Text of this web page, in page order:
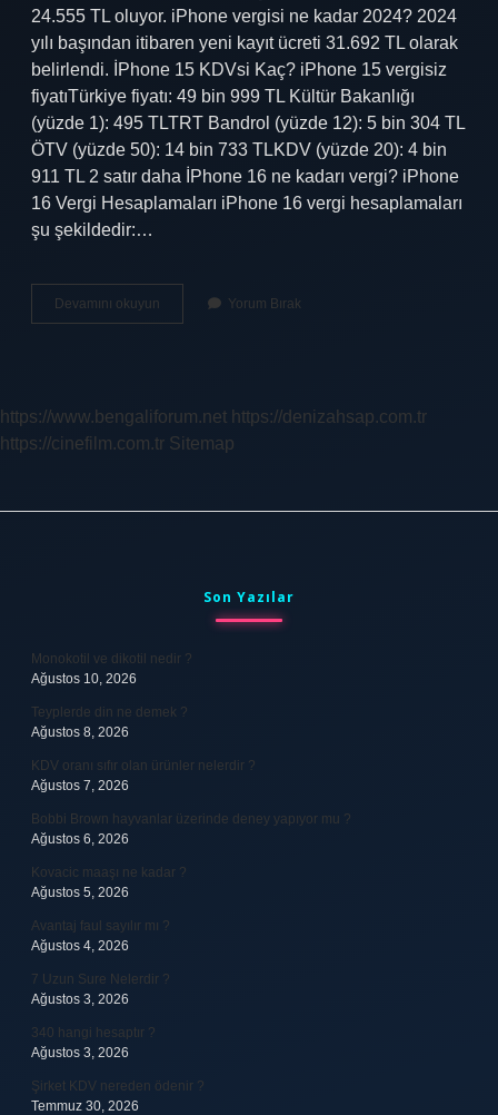
24.555 TL oluyor. iPhone vergisi ne kadar 2024? 2024
yılı başından itibaren yeni kayıt ücreti 31.692 TL olarak
belirlendi. İPhone 15 KDVsi Kaç? iPhone 15 vergisiz
fiyatıTürkiye fiyatı: 49 bin 999 TL Kültür Bakanlığı
(yüzde 1): 495 TLTRT Bandrol (yüzde 12): 5 bin 304 TL
ÖTV (yüzde 50): 14 bin 733 TLKDV (yüzde 20): 4 bin
911 TL 2 satır daha İPhone 16 ne kadarı vergi? iPhone
16 Vergi Hesaplamaları iPhone 16 vergi hesaplamaları
şu şekildedir:…
Devamını okuyun
15
Yorum Bırak
https://www.bengaliforum.net https://denizahsap.com.tr
https://cinefilm.com.tr Sitemap
Son Yazılar
Monokotil ve dikotil nedir ?
Ağustos 10, 2026
Teyplerde din ne demek ?
Ağustos 8, 2026
KDV oranı sıfır olan ürünler nelerdir ?
Ağustos 7, 2026
Bobbi Brown hayvanlar üzerinde deney yapıyor mu ?
Ağustos 6, 2026
Kovacic maaşı ne kadar ?
Ağustos 5, 2026
Avantaj faul sayılır mı ?
Ağustos 4, 2026
7 Uzun Sure Nelerdir ?
Ağustos 3, 2026
340 hangi hesaptır ?
Ağustos 3, 2026
Şirket KDV nereden ödenir ?
Temmuz 30, 2026